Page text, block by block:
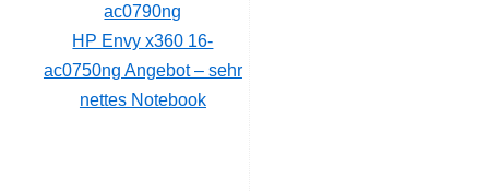
HP Envy x360 16-
ac0750ng Angebot – sehr
nettes Notebook